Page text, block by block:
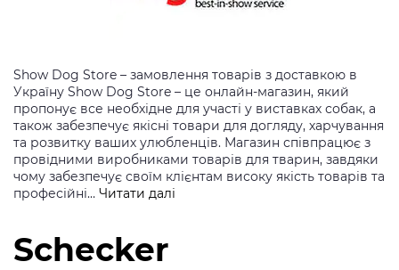
Show Dog Store – замовлення товарів з доставкою в
Україну Show Dog Store – це онлайн-магазин, який
пропонує все необхідне для участі у виставках собак, а
також забезпечує якісні товари для догляду, харчування
та розвитку ваших улюбленців. Магазин співпрацює з
провідними виробниками товарів для тварин, завдяки
чому забезпечує своїм клієнтам високу якість товарів та
професійні… Читати далі
Schecker